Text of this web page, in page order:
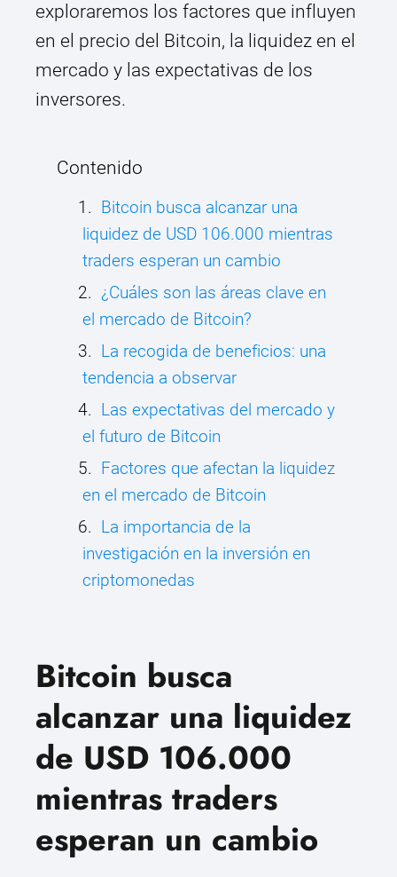
exploraremos los factores que influyen
en el precio del Bitcoin, la liquidez en el
mercado y las expectativas de los
inversores.
Contenido
Bitcoin busca alcanzar una
liquidez de USD 106.000 mientras
traders esperan un cambio
¿Cuáles son las áreas clave en
el mercado de Bitcoin?
La recogida de beneficios: una
tendencia a observar
Las expectativas del mercado y
el futuro de Bitcoin
Factores que afectan la liquidez
en el mercado de Bitcoin
La importancia de la
investigación en la inversión en
criptomonedas
Bitcoin busca
alcanzar una liquidez
de USD 106.000
mientras traders
esperan un cambio